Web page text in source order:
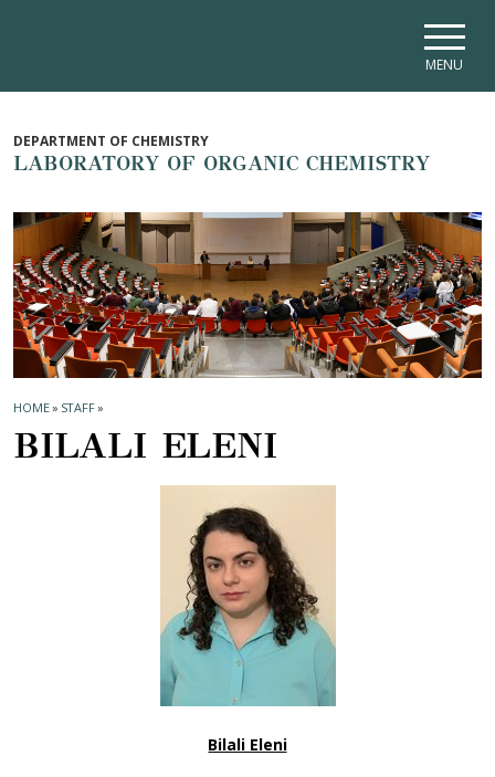
MENU
DEPARTMENT OF CHEMISTRY
LABORATORY OF ORGANIC CHEMISTRY
HOME» STAFF»
BILALI ELENI
Bilali Eleni